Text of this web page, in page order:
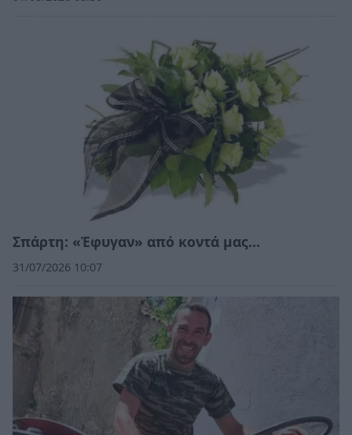
Σπάρτη: «Έφυγαν» από κοντά μας…
31/07/2026 10:07